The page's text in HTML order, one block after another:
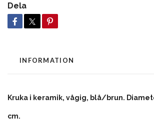
Dela
INFORMATION
Kruka i keramik, vågig, blå/brun.
cm.